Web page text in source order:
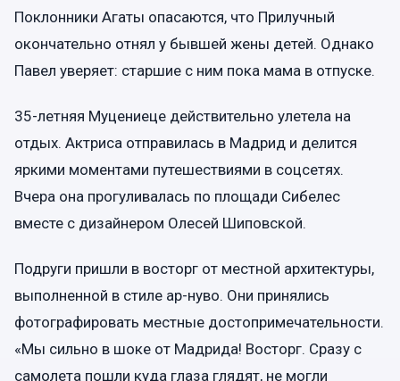
Поклонники Агаты опасаются, что Прилучный
окончательно отнял у бывшей жены детей. Однако
Павел уверяет: старшие с ним пока мама в отпуске.
35-летняя Муцениеце действительно улетела на
отдых. Актриса отправилась в Мадрид и делится
яркими моментами путешествиями в соцсетях.
Вчера она прогуливалась по площади Сибелес
вместе с дизайнером Олесей Шиповской.
Подруги пришли в восторг от местной архитектуры,
выполненной в стиле ар-нуво. Они принялись
фотографировать местные достопримечательности.
«Мы сильно в шоке от Мадрида! Восторг. Сразу с
самолета пошли куда глаза глядят, не могли